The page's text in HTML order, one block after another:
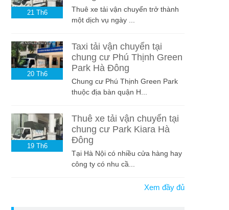
21 Th6
Thuê xe tải vận chuyển trở thành
một dịch vụ ngày ...
20 Th6
Taxi tải vận chuyển tại
chung cư Phú Thịnh Green
Park Hà Đông
Chung cư Phú Thịnh Green Park
thuộc địa bàn quận H...
19 Th6
Thuê xe tải vận chuyển tại
chung cư Park Kiara Hà
Đông
Tại Hà Nội có nhiều cửa hàng hay
công ty có nhu cầ...
Xem đầy đủ